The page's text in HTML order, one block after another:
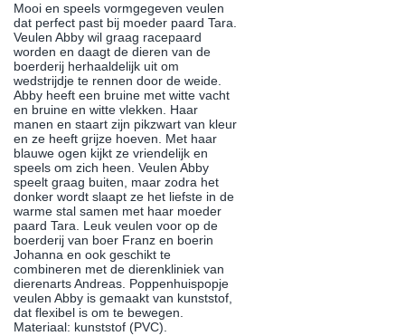
Mooi en speels vormgegeven veulen
dat perfect past bij moeder paard Tara.
Veulen Abby wil graag racepaard
worden en daagt de dieren van de
boerderij herhaaldelijk uit om
wedstrijdje te rennen door de weide.
Abby heeft een bruine met witte vacht
en bruine en witte vlekken. Haar
manen en staart zijn pikzwart van kleur
en ze heeft grijze hoeven. Met haar
blauwe ogen kijkt ze vriendelijk en
speels om zich heen. Veulen Abby
speelt graag buiten, maar zodra het
donker wordt slaapt ze het liefste in de
warme stal samen met haar moeder
paard Tara. Leuk veulen voor op de
boerderij van boer Franz en boerin
Johanna en ook geschikt te
combineren met de dierenkliniek van
dierenarts Andreas. Poppenhuispopje
veulen Abby is gemaakt van kunststof,
dat flexibel is om te bewegen.
Materiaal: kunststof (PVC).